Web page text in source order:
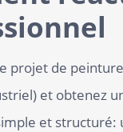
projet de
et obtenez
et structuré: